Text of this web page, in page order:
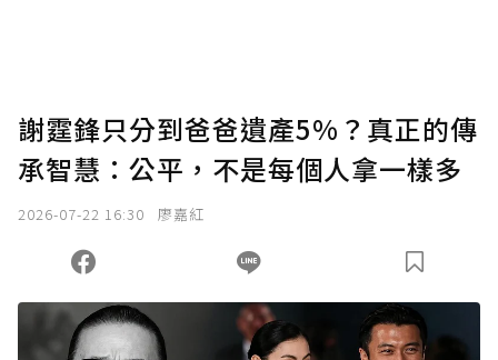
謝霆鋒只分到爸爸遺產5%？真正的傳
承智慧：公平，不是每個人拿一樣多
2026-07-22 16:30 廖嘉紅